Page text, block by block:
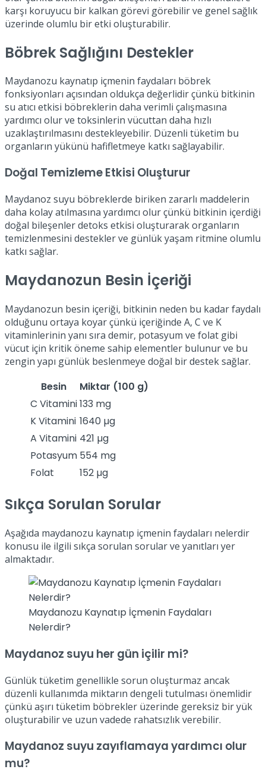
karşı koruyucu bir kalkan görevi görebilir ve genel sağlık
üzerinde olumlu bir etki oluşturabilir.
Böbrek Sağlığını Destekler
Maydanozu kaynatıp içmenin faydaları böbrek
fonksiyonları açısından oldukça değerlidir çünkü bitkinin
su atıcı etkisi böbreklerin daha verimli çalışmasına
yardımcı olur ve toksinlerin vücuttan daha hızlı
uzaklaştırılmasını destekleyebilir. Düzenli tüketim bu
organların yükünü hafifletmeye katkı sağlayabilir.
Doğal Temizleme Etkisi Oluşturur
Maydanoz suyu böbreklerde biriken zararlı maddelerin
daha kolay atılmasına yardımcı olur çünkü bitkinin içerdiği
doğal bileşenler detoks etkisi oluşturarak organların
temizlenmesini destekler ve günlük yaşam ritmine olumlu
katkı sağlar.
Maydanozun Besin İçeriği
Maydanozun besin içeriği, bitkinin neden bu kadar faydalı
olduğunu ortaya koyar çünkü içeriğinde A, C ve K
vitaminlerinin yanı sıra demir, potasyum ve folat gibi
vücut için kritik öneme sahip elementler bulunur ve bu
zengin yapı günlük beslenmeye doğal bir destek sağlar.
Besin
Miktar (100 g)
C Vitamini133 mg
K Vitamini 1640 µg
A Vitamini 421 µg
Potasyum 554 mg
Folat
152 µg
Sıkça Sorulan Sorular
Aşağıda maydanozu kaynatıp içmenin faydaları nelerdir
konusu ile ilgili sıkça sorulan sorular ve yanıtları yer
almaktadır.
Maydanozu Kaynatıp İçmenin Faydaları
Nelerdir?
Maydanoz suyu her gün içilir mi?
Günlük tüketim genellikle sorun oluşturmaz ancak
düzenli kullanımda miktarın dengeli tutulması önemlidir
çünkü aşırı tüketim böbrekler üzerinde gereksiz bir yük
oluşturabilir ve uzun vadede rahatsızlık verebilir.
Maydanoz suyu zayıflamaya yardımcı olur
mu?